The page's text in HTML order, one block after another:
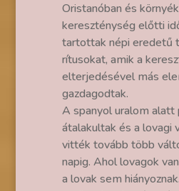
Oristanóban és
kereszténység előtti
tartottak népi eredetű
rítusokat, amik a
elterjedésével más
gazdagodtak.
A spanyol uralom alatt
átalakultak és a lovagi
vitték tovább több
napig. Ahol lovagok
a lovak sem